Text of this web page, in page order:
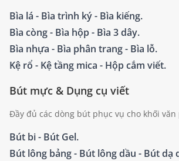
Bìa lá - Bìa trình ký - Bìa kiếng.
Bìa còng - Bìa hộp - Bìa 3 dây.
Bìa nhựa - Bìa phân trang - Bìa lỗ.
Kệ rổ - Kệ tầng mica - Hộp cắm viết.
Bút mực & Dụng cụ viết
Đầy đủ các dòng bút phục vụ cho khối văn
Bút bi - Bút Gel.
Bút lông bảng - Bút lông dầu - Bút dạ